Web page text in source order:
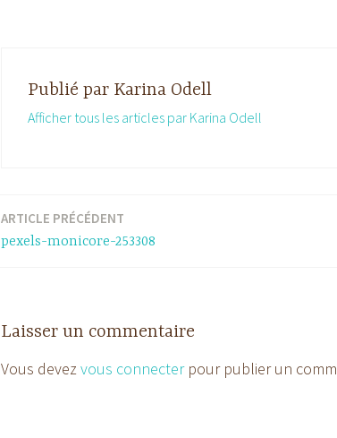
Publié par Karina Odell
Afficher tous les articles par Karina Odell
ARTICLE PRÉCÉDENT
pexels-monicore-253308
Laisser un commentaire
Vous devezvous connecterpour publier un